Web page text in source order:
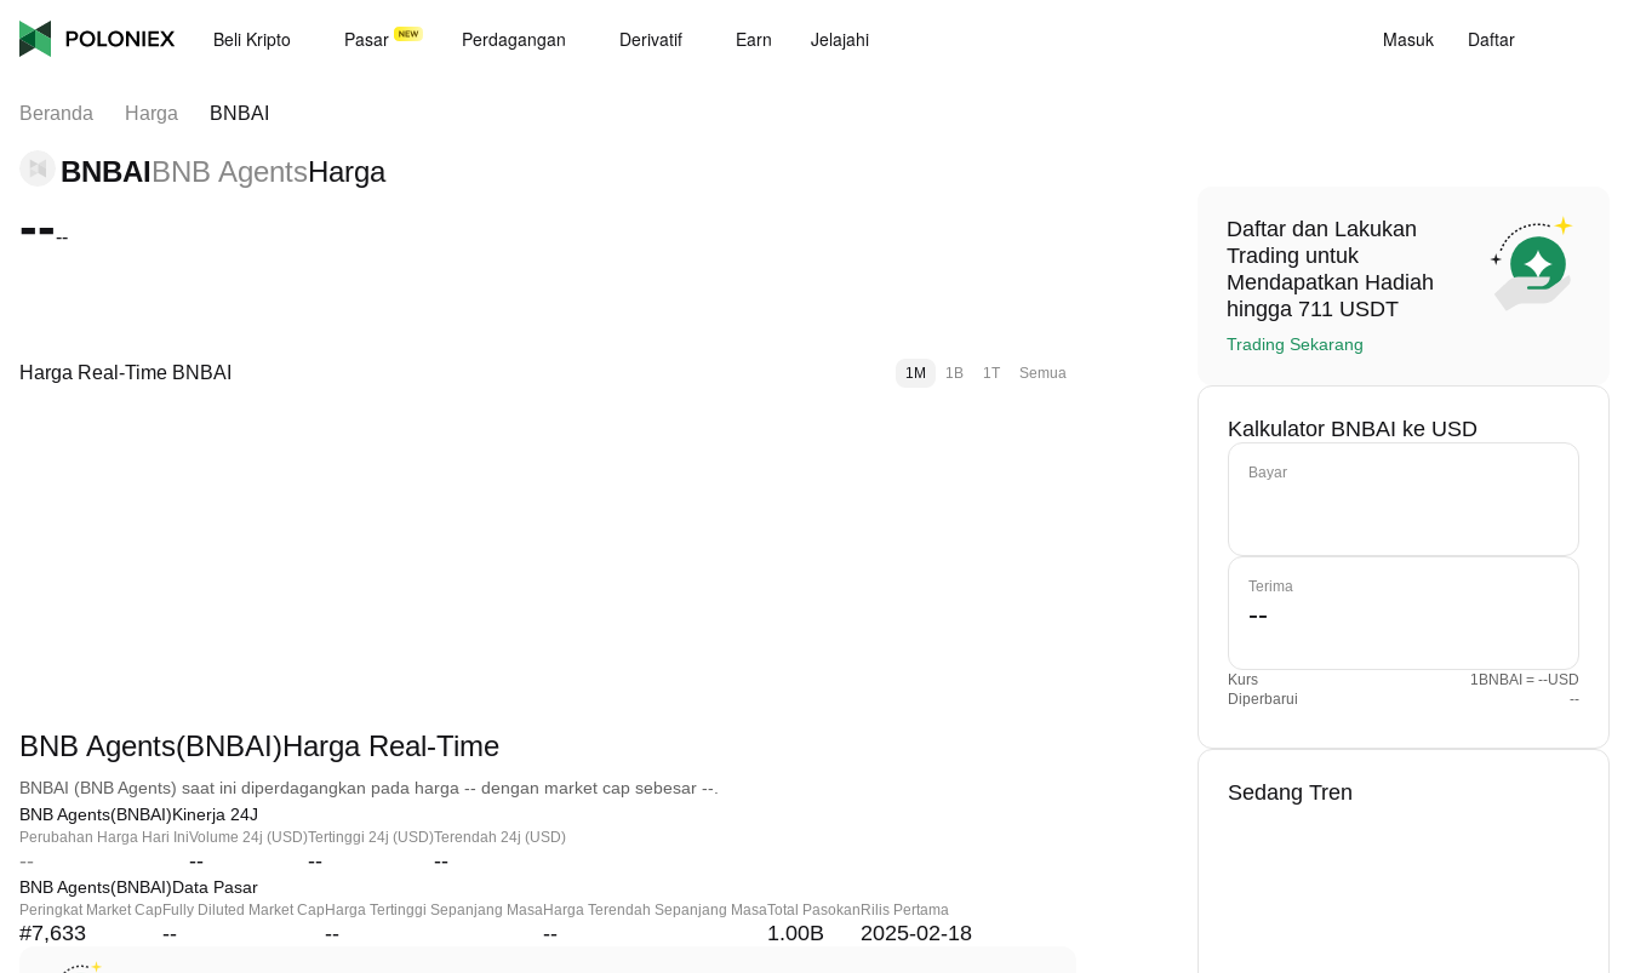
Beli Kripto Pasar Perdagangan Derivatif Earn Jelajahi Masuk Daftar
Beranda Harga BNBAI
BNBAIBNB AgentsHarga
----
Harga Real-Time BNBAI 1M 1B 1T Semua
BNB Agents(BNBAI)Harga Real-Time
BNBAI (BNB Agents) saat ini diperdagangkan pada harga -- dengan market cap sebesar --.
BNB Agents(BNBAI)Kinerja 24J
Perubahan Harga Hari Ini
--
Volume 24j (USD)
--
Tertinggi 24j (USD)
--
Terendah 24j (USD)
--
BNB Agents(BNBAI)Data Pasar
Peringkat Market Cap
#7,633
Fully Diluted Market Cap
--
Harga Tertinggi Sepanjang Masa
--
Harga Terendah Sepanjang Masa
--
Total Pasokan
1.00B
Rilis Pertama
2025-02-18
Daftar dan Lakukan
Trading untuk
Mendapatkan Hadiah
hingga 711 USDT
Trading Sekarang
Kalkulator BNBAI ke USD
Bayar
Terima
Kurs
1BNBAI = --USD
Diperbarui
--
Sedang Tren